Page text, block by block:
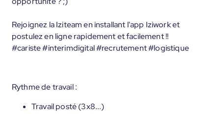
Rejoignez la Iziteam en installant l'app Iziwork et
postulez en ligne rapidement et facilement !!
#cariste #interimdigital #recrutement #logistique
Rythme de travail :
Travail posté (3x8...)